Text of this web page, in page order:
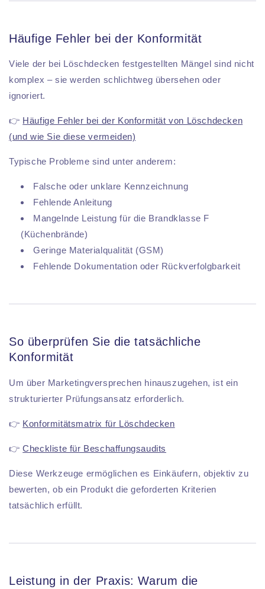
Häufige Fehler bei der Konformität
Viele der bei Löschdecken festgestellten Mängel sind nicht
komplex – sie werden schlichtweg übersehen oder
ignoriert.
👉 Häufige Fehler bei der Konformität von Löschdecken
(und wie Sie diese vermeiden)
Typische Probleme sind unter anderem:
Falsche oder unklare Kennzeichnung
Fehlende Anleitung
Mangelnde Leistung für die Brandklasse F
(Küchenbrände)
Geringe Materialqualität (GSM)
Fehlende Dokumentation oder Rückverfolgbarkeit
So überprüfen Sie die tatsächliche
Konformität
Um über Marketingversprechen hinauszugehen, ist ein
strukturierter Prüfungsansatz erforderlich.
👉 Konformitätsmatrix für Löschdecken
👉Checkliste für Beschaffungsaudits
Diese Werkzeuge ermöglichen es Einkäufern, objektiv zu
bewerten, ob ein Produkt die geforderten Kriterien
tatsächlich erfüllt.
Leistung in der Praxis: Warum die